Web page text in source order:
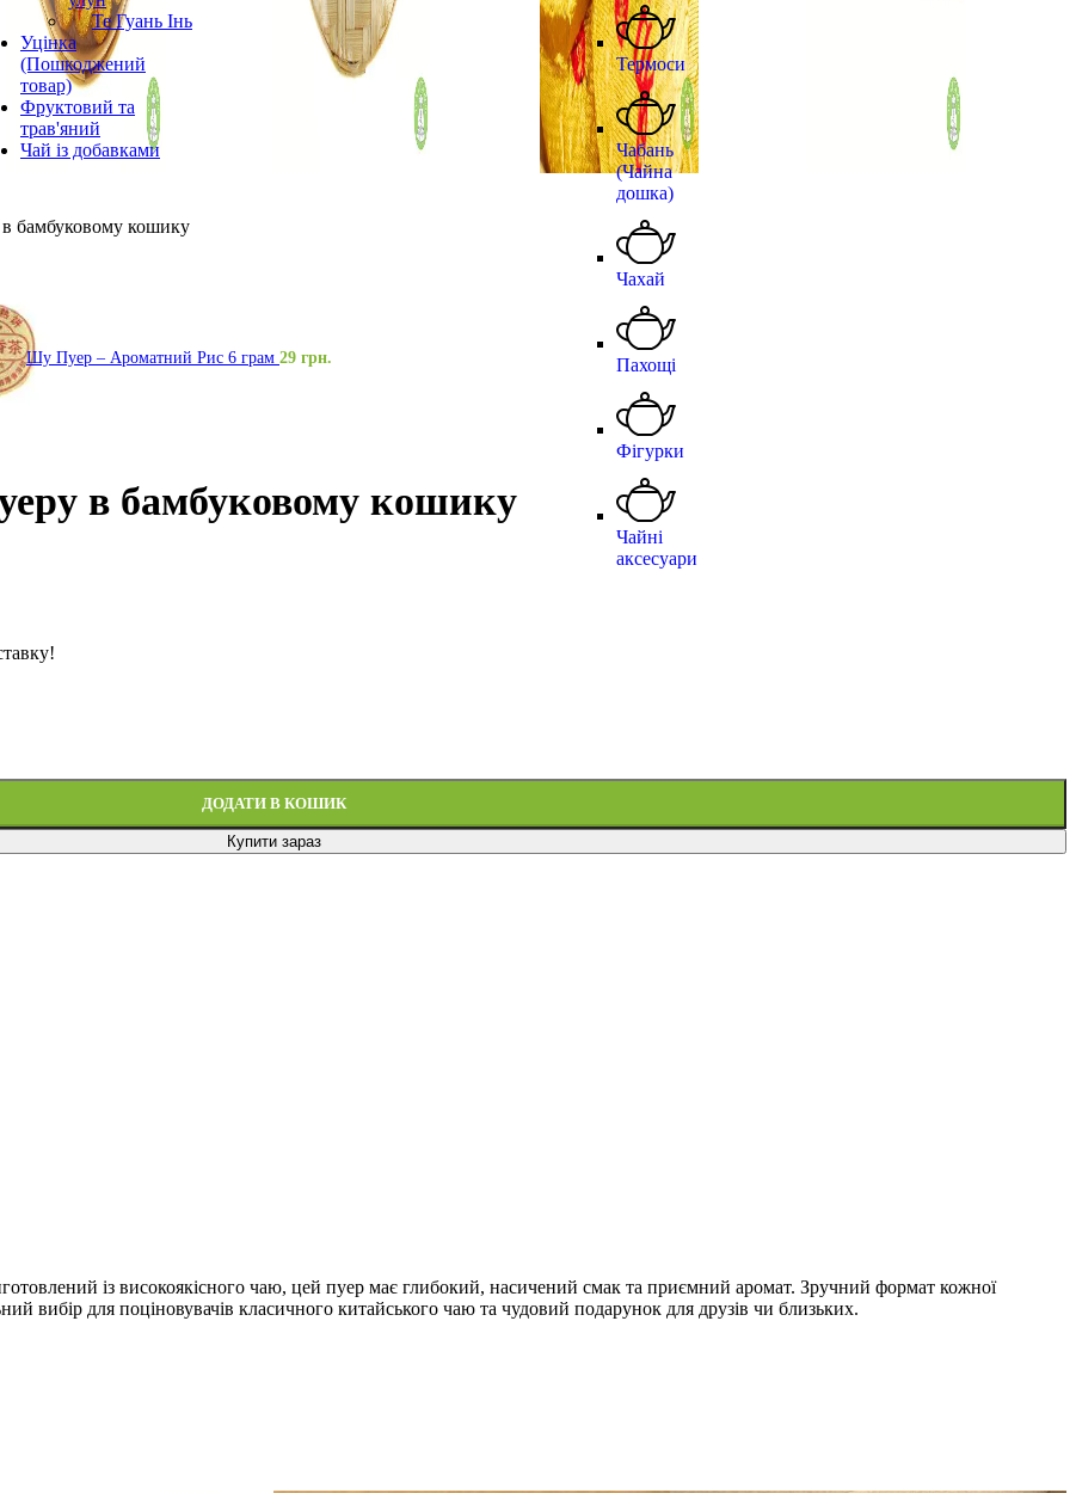
Те Гуань Інь
Уцінка
(Пошкоджений
товар)
Фруктовий та
трав'яний
Чай із добавками
Термоси
Чабань
(Чайна
дошка)
Чахай
Пахощі
Фігурки
Чайні
аксесуари
бамбуковому кошику
Шу Пуер – Ароматний Рис 6 грам 29 грн.
в бамбуковому кошику
ДОДАТИ В КОШИК
Купити зараз
із високоякісного чаю, цей пуер має глибокий, насичений смак та приємний аромат. Зручний формат кожної
вибір для поціновувачів класичного китайського чаю та чудовий подарунок для друзів чи близьких.